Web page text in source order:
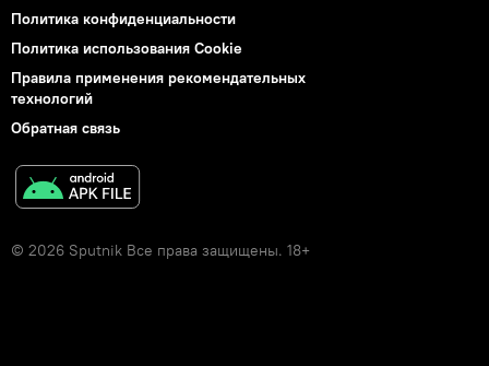
Политика конфиденциальности
Политика использования Cookie
Правила применения рекомендательных
технологий
Обратная связь
© 2026 Sputnik Все права защищены. 18+